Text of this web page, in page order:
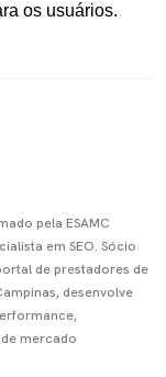
os usuários.
pela ESAMC
em SEO. Sócio
de prestadores de
desenvolve
mercado